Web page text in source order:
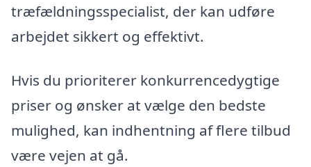
træfældningsspecialist, der kan udføre
arbejdet sikkert og effektivt.
Hvis du prioriterer konkurrencedygtige
priser og ønsker at vælge den bedste
mulighed, kan indhentning af flere tilbud
være vejen at gå.